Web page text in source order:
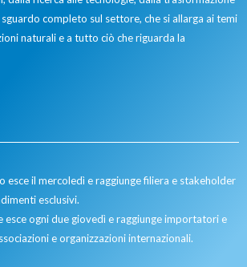
completo sul settore, che si allarga ai temi
naturali e a tutto ciò che riguarda la
esce il mercoledì e raggiunge filiera e stakeholder
esclusivi.
esce ogni due giovedì e raggiunge importatori e
e organizzazioni internazionali.